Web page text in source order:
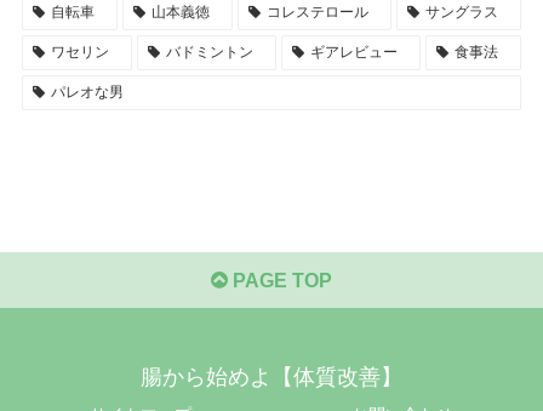
自転車 山本義徳 コレステロール サングラス
ワセリン バドミントン ギアレビュー 食事法
パレオな男
PAGE TOP
腸から始めよ【体質改善】